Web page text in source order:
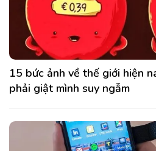
15 bức ảnh về thế giới hiện
phải giật mình suy ngẫm